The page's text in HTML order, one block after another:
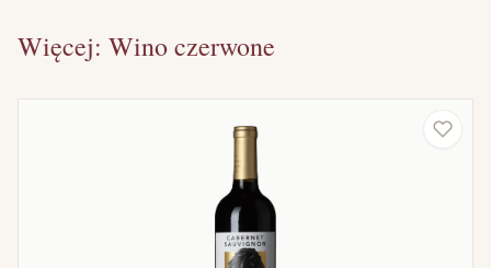
Więcej: Wino czerwone